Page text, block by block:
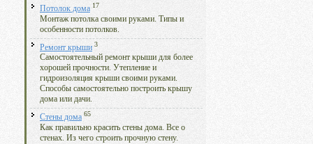
Потолок дома 17
Монтаж потолка своими руками. Типы и
особенности потолков.
Ремонт крыши 3
Самостоятельный ремонт крыши для более
хорошей прочности. Утепление и
гидроизоляция крыши своими руками.
Способы самостоятельно построить крышу
дома или дачи.
Стены дома 65
Как правильно красить стены дома. Все о
стенах. Из чего строить прочную стену.